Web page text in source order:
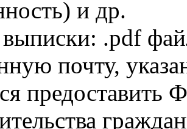
и др.
.pdf
почту,